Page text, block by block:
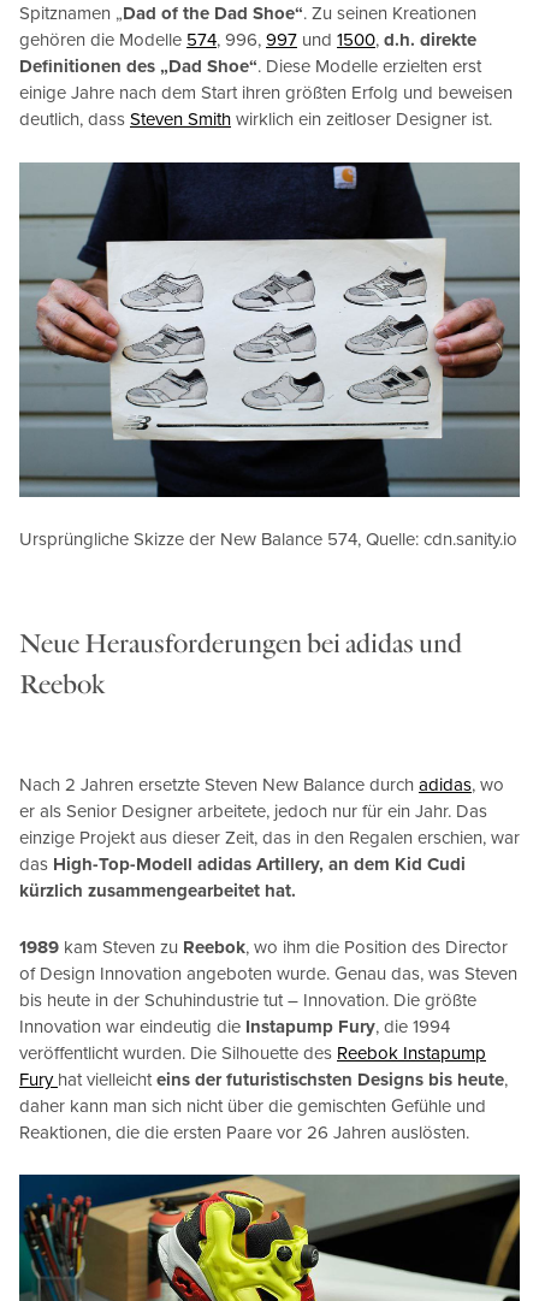
Spitznamen „Dad of the Dad Shoe“. Zu seinen Kreationen
gehören die Modelle 574, 996, 997 und 1500, d.h. direkte
Definitionen des „Dad Shoe“. Diese Modelle erzielten erst
einige Jahre nach dem Start ihren größten Erfolg und beweisen
deutlich, dass Steven Smith wirklich ein zeitloser Designer ist.
Ursprüngliche Skizze der New Balance 574, Quelle: cdn.sanity.io
Neue Herausforderungen bei adidas und
Reebok
Nach 2 Jahren ersetzte Steven New Balance durch adidas, wo
er als Senior Designer arbeitete, jedoch nur für ein Jahr. Das
einzige Projekt aus dieser Zeit, das in den Regalen erschien, war
das High-Top-Modell adidas Artillery, an dem Kid Cudi
kürzlich zusammengearbeitet hat.
1989 kam Steven zu Reebok, wo ihm die Position des Director
of Design Innovation angeboten wurde. Genau das, was Steven
bis heute in der Schuhindustrie tut – Innovation. Die größte
Innovation war eindeutig die Instapump Fury, die 1994
veröffentlicht wurden. Die Silhouette des Reebok Instapump
Fury hat vielleichteins der futuristischsten Designs bis heute,
daher kann man sich nicht über die gemischten Gefühle und
Reaktionen, die die ersten Paare vor 26 Jahren auslösten.